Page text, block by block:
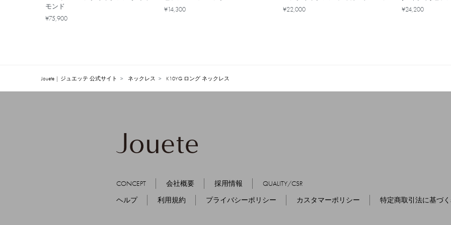
モンド
¥75,900
¥14,300
¥22,000
¥24,200
Jouete | ジュエッテ 公式サイト ネックレス K10YG ロング ネックレス
CONCEPT 会社概要 採用情報
QUALITY/CSR
ヘルプ
利用規約 プライバシーポリシー カスタマーポリシー 特定商取引法に基づ